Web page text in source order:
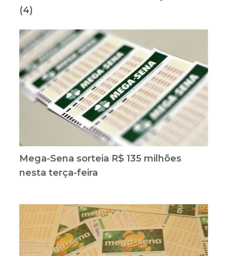
(4)
Mega-Sena sorteia R$ 135 milhões
nesta terça-feira